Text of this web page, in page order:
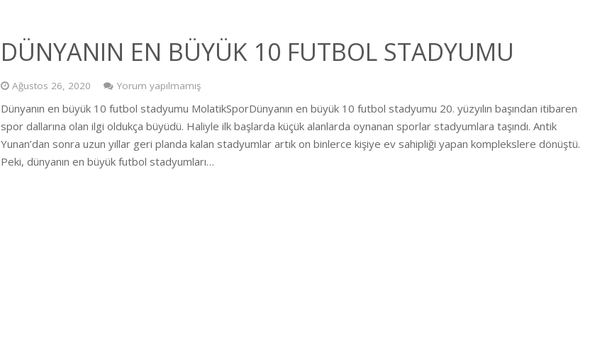
DÜNYANIN EN BÜYÜK 10 FUTBOL STADYUMU
Ağustos 26, 2020 Yorum yapılmamış
Dünyanın en büyük 10 futbol stadyumu MolatikSporDünyanın en büyük 10 futbol stadyumu 20. yüzyılın başından itibaren
spor dallarına olan ilgi oldukça büyüdü. Haliyle ilk başlarda küçük alanlarda oynanan sporlar stadyumlara taşındı. Antik
Yunan’dan sonra uzun yıllar geri planda kalan stadyumlar artık on binlerce kişiye ev sahipliği yapan komplekslere dönüştü.
Peki, dünyanın en büyük futbol stadyumları…